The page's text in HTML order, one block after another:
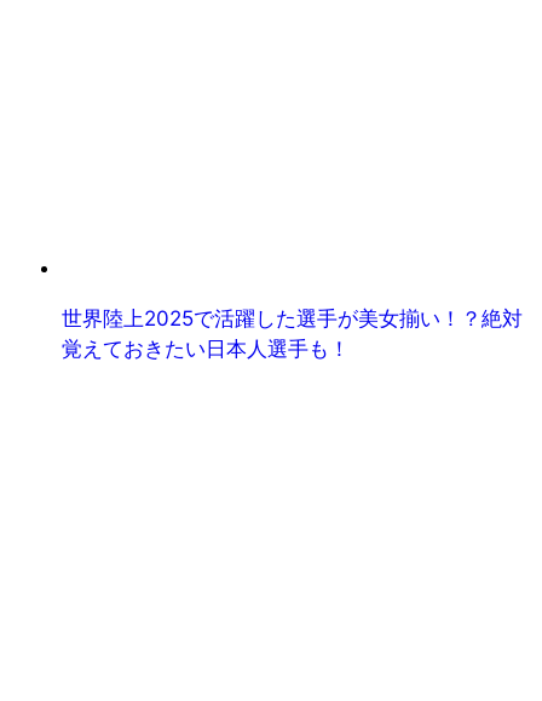
世界陸上2025で活躍した選手が美女揃い！？絶対
覚えておきたい日本人選手も！